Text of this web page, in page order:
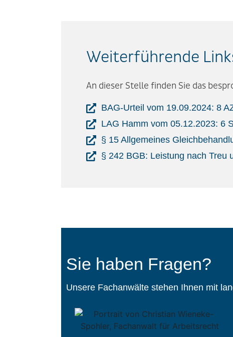
Weiterführende
An dieser Stelle finden Sie das
BAG-Urteil vom 19.09.2024: 8
LAG Hamm vom 05.12.2023: 6
§ 15 Allgemeines
§ 242 BGB: Leistung nach Treu
Sie haben Fragen?
Unsere Fachanwälte stehen Ihnen mit